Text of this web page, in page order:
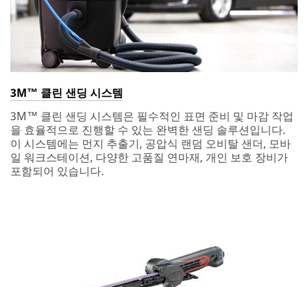
please do
not use this
system.
SUBMIT
Thanks
and
Welcome!
Thank
you
Our
Apologies...
An
error
has
You!
Thank
for
your
interest
in
3M
Collision
Repair.
A
3M
Apologies...
has
occurred
while
submitting.
Please
try
again
later...
3M™ 클린 샌딩 시스템
3M™ 클린 샌딩 시스템은 필수적인 표면 준비 및 마감 작업
을 효율적으로 진행할 수 있는 완벽한 샌딩 솔루션입니다.
이 시스템에는 먼지 추출기, 공압식 랜덤 오비탈 샌더, 모바
일 워크스테이션, 다양한 고품질 연마재, 개인 보호 장비가
포함되어 있습니다.